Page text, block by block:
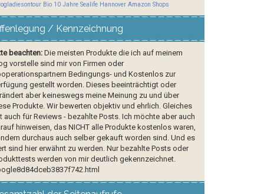
Bio 10 Jahre Sealife Hannover Amazon Shops
/ Kennzeichnung
beachten:Die meisten Produkte die ich auf meinem
vorstelle sind mir von Firmen oder
Bedingungs- und Kostenlos zur
gestellt worden. Dieses beeinträchtigt oder
aber keineswegs meine Meinung zu und über
Produkte. Wir bewerten objektiv und ehrlich. Gleiches
auch für Reviews - bezahlte Posts. Ich möchte aber auch
hinweisen, das NICHT alle Produkte kostenlos waren,
durchaus auch selber gekauft worden sind. Und es
sind hier erwähnt zu werden. Nur bezahlte Posts oder
werden von mir deutlich gekennzeichnet.